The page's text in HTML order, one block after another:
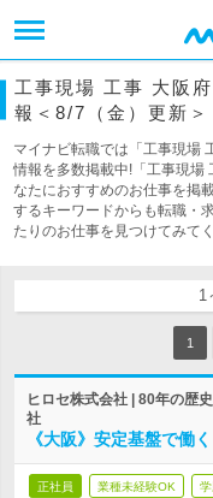
工事現場 工事 大阪
報＜8/7（金）更新＞
マイナビ転職では「工事現場
情報を多数掲載中!「工事現場
なたにおすすめのお仕事を掲
するキーワードからも転職・
たりのお仕事を見つけてみて
1
1
ヒロセ株式会社 | 80年の歴
社
《大阪》安定基盤で働
正社員 業種未経験OK